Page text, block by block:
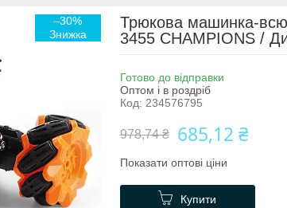
–30%
Трюкова машинка-
3455 CHAMPIONS /
Готово до відправки
Оптом і в роздріб
Код: 234576795
978,74 ₴ 685,12 ₴
Показати оптові ціни
Купити